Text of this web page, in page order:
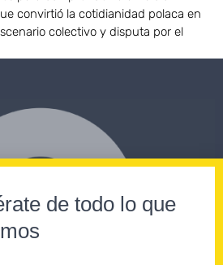
convirtió la cotidianidad polaca en
colectivo y disputa por el
de todo lo que